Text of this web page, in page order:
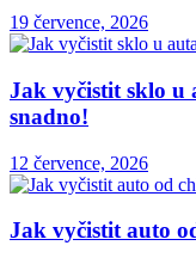
19 července, 2026
Jak vyčistit sklo u
snadno!
12 července, 2026
Jak vyčistit auto